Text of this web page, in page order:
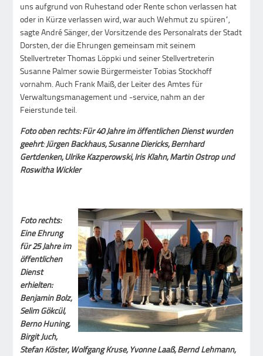
uns aufgrund von Ruhestand oder Rente schon verlassen hat
oder in Kürze verlassen wird, war auch Wehmut zu spüren“,
sagte André Sänger, der Vorsitzende des Personalrats der Stadt
Dorsten, der die Ehrungen gemeinsam mit seinem
Stellvertreter Thomas Löppki und seiner Stellvertreterin
Susanne Palmer sowie Bürgermeister Tobias Stockhoff
vornahm. Auch Frank Maiß, der Leiter des Amtes für
Verwaltungsmanagement und -service, nahm an der
Feierstunde teil.
Foto oben rechts: Für 40 Jahre im öffentlichen Dienst wurden
geehrt:Jürgen Backhaus, Susanne Diericks, Bernhard
Gertdenken, Ulrike Kazperowski, Iris Klahn, Martin Ostrop und
Roswitha Wickler
Foto rechts:
Eine Ehrung
für 25 Jahre im
öffentlichen
Dienst
erhielten:
Benjamin Bolz,
Selim Gökcül,
Berno Huning,
Birgit Juch,
Stefan Köster, Wolfgang Kruse, Yvonne Laaß, Bernd Lehmann,